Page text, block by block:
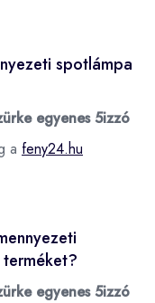
spotlámpa
egyenes 5izzó
a feny24.hu
egyenes 5izzó